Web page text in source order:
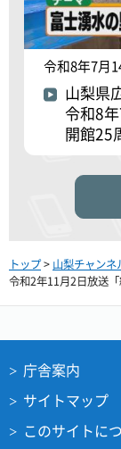
令和8年7月
山梨県
令和8
開館25
トップ> 山梨チャンネ
令和2年11月2日放送
庁舎案内
サイトマップ
このサイトに